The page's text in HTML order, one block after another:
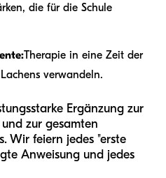
die für die Schule
Therapie in eine Zeit der
verwandeln.
Ergänzung zur
zur gesamten
Wir feiern jedes "erste
Anweisung und jedes